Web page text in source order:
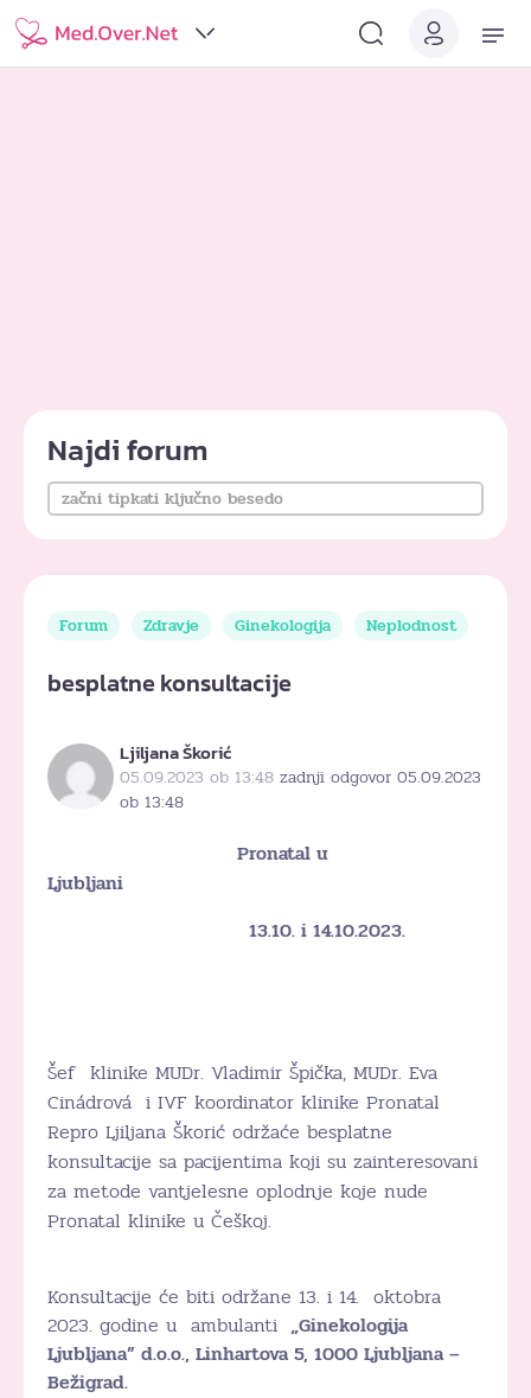
Najdi forum
Forum Zdravje Ginekologija Neplodnost
besplatne konsultacije
Ljiljana Škorić
05.09.2023 ob 13:48 zadnji odgovor 05.09.2023
ob 13:48
Pronatal u
Ljubljani
13.10. i 14.10.2023.
Šef klinike MUDr. Vladimir Špička, MUDr. Eva
Cinádrová i IVF koordinator klinike Pronatal
Repro Ljiljana Škorić održaće besplatne
konsultacije sa pacijentima koji su zainteresovani
za metode vantjelesne oplodnje koje nude
Pronatal klinike u Češkoj.
Konsultacije će biti održane 13. i 14. oktobra
2023. godine u ambulanti „Ginekologija
Ljubljana” d.o.o., Linhartova 5, 1000 Ljubljana –
Bežigrad.